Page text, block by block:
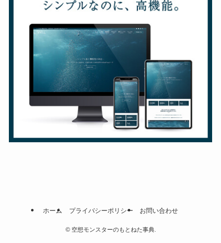
ホーム プライバシーポリシー お問い合わせ
©空想モンスターのもとねた事典.